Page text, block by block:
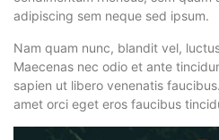
adipiscing sem neque sed ipsum.
Nam quam nunc, blandit vel,
Maecenas nec odio et ante
sapien ut libero venenatis
amet orci eget eros faucibus